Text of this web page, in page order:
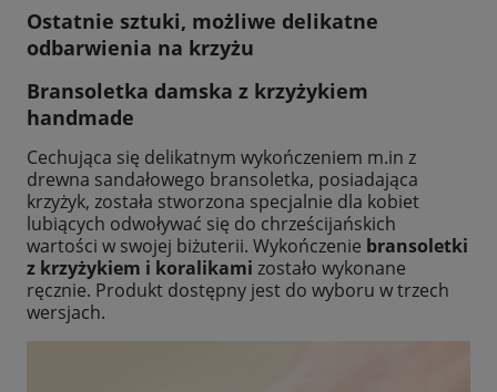
Ostatnie sztuki, możliwe delikatne
odbarwienia na krzyżu
Bransoletka damska z krzyżykiem
handmade
Cechująca się delikatnym wykończeniem m.in z
drewna sandałowego bransoletka, posiadająca
krzyżyk, została stworzona specjalnie dla kobiet
lubiących odwoływać się do chrześcijańskich
wartości w swojej biżuterii. Wykończenie bransoletki
z krzyżykiem i koralikami zostało wykonane
ręcznie. Produkt dostępny jest do wyboru w trzech
wersjach.